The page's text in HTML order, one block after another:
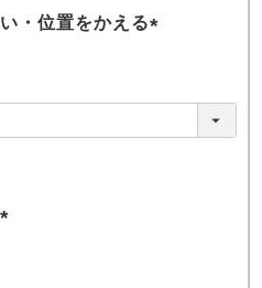
・位置をかえる
須
)